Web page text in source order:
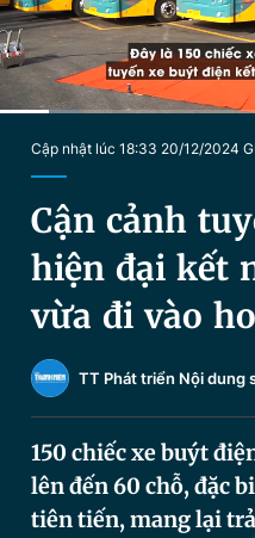
Chuyên mục khác
Chào ngày mới
Video
Sản phẩm khác
Thông tin tòa soạn
Tin đã xem
Đăng xuất
Cập nhật lúc 18:33 20/12/2024
Cận cảnh
hiện đại kết
vừa đi vào
TT Phát triển Nội dung
150 chiếc xe buýt
lên đến 60 chỗ, đặc
tiên tiến, mang lại